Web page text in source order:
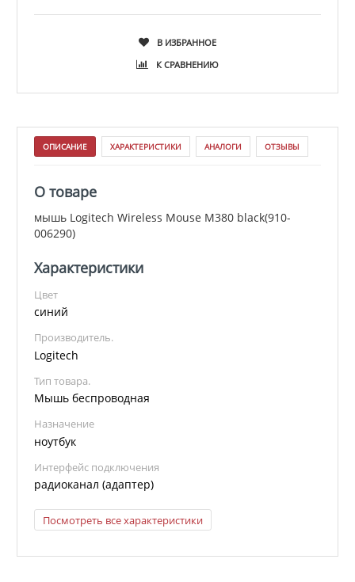
В ИЗБРАННОЕ
К СРАВНЕНИЮ
ОПИСАНИЕ ХАРАКТЕРИСТИКИ АНАЛОГИ ОТЗЫВЫ
О товаре
мышь Logitech Wireless Mouse M380 black(910-
006290)
Характеристики
Цвет
синий
Производитель.
Logitech
Тип товара.
Мышь беспроводная
Назначение
ноутбук
Интерфейс подключения
радиоканал (адаптер)
Посмотреть все характеристики